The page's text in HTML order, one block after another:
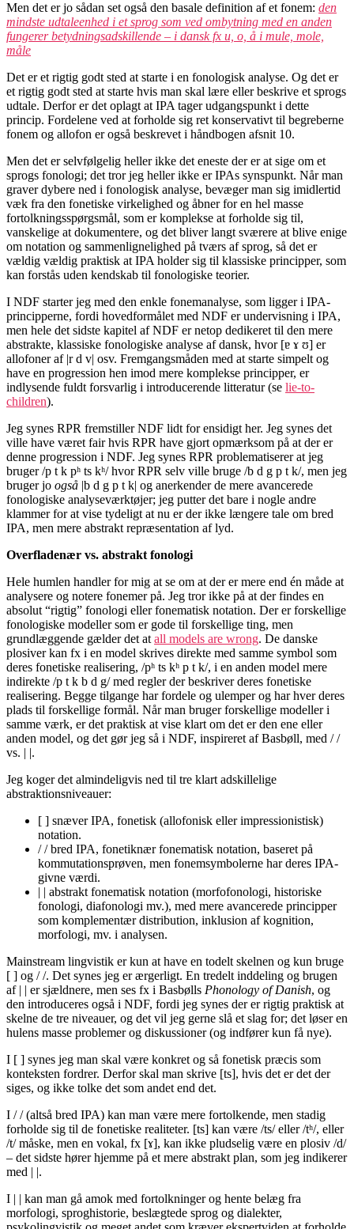
Men det er jo sådan set også den basale definition af et fonem: den
mindste udtaleenhed i et sprog som ved ombytning med en anden
fungerer betydningsadskillende – i dansk fx u, o, å i mule, mole,
måle
Det er et rigtig godt sted at starte i en fonologisk analyse. Og det er
et rigtig godt sted at starte hvis man skal lære eller beskrive et sprogs
udtale. Derfor er det oplagt at IPA tager udgangspunkt i dette
princip. Fordelene ved at forholde sig ret konservativt til begreberne
fonem og allofon er også beskrevet i håndbogen afsnit 10.
Men det er selvfølgelig heller ikke det eneste der er at sige om et
sprogs fonologi; det tror jeg heller ikke er IPAs synspunkt. Når man
graver dybere ned i fonologisk analyse, bevæger man sig imidlertid
væk fra den fonetiske virkelighed og åbner for en hel masse
fortolkningsspørgsmål, som er komplekse at forholde sig til,
vanskelige at dokumentere, og det bliver langt sværere at blive enige
om notation og sammenlignelighed på tværs af sprog, så det er
vældig vældig praktisk at IPA holder sig til klassiske principper, som
kan forstås uden kendskab til fonologiske teorier.
I NDF starter jeg med den enkle fonemanalyse, som ligger i IPA-
principperne, fordi hovedformålet med NDF er undervisning i IPA,
men hele det sidste kapitel af NDF er netop dedikeret til den mere
abstrakte, klassiske fonologiske analyse af dansk, hvor [ɐ ɤ ʊ] er
allofoner af |r d v| osv. Fremgangsmåden med at starte simpelt og
have en progression hen imod mere komplekse principper, er
indlysende fuldt forsvarlig i introducerende litteratur (se lie-to-
children).
Jeg synes RPR fremstiller NDF lidt for ensidigt her. Jeg synes det
ville have været fair hvis RPR have gjort opmærksom på at der er
denne progression i NDF. Jeg synes RPR problematiserer at jeg
bruger /p t k pʰ ts kʰ/ hvor RPR selv ville bruge /b d g p t k/, men jeg
bruger jo også |b d g p t k| og anerkender de mere avancerede
fonologiske analyseværktøjer; jeg putter det bare i nogle andre
klammer for at vise tydeligt at nu er der ikke længere tale om bred
IPA, men mere abstrakt repræsentation af lyd.
Overfladenær vs. abstrakt fonologi
Hele humlen handler for mig at se om at der er mere end én måde at
analysere og notere fonemer på. Jeg tror ikke på at der findes en
absolut “rigtig” fonologi eller fonematisk notation. Der er forskellige
fonologiske modeller som er gode til forskellige ting, men
grundlæggende gælder det at all models are wrong. De danske
plosiver kan fx i en model skrives direkte med samme symbol som
deres fonetiske realisering, /pʰ ts kʰ p t k/, i en anden model mere
indirekte /p t k b d g/ med regler der beskriver deres fonetiske
realisering. Begge tilgange har fordele og ulemper og har hver deres
plads til forskellige formål. Når man bruger forskellige modeller i
samme værk, er det praktisk at vise klart om det er den ene eller
anden model, og det gør jeg så i NDF, inspireret af Basbøll, med / /
vs. | |.
Jeg koger det almindeligvis ned til tre klart adskillelige
abstraktionsniveauer:
[ ] snæver IPA, fonetisk (allofonisk eller impressionistisk)
notation.
/ / bred IPA, fonetiknær fonematisk notation, baseret på
kommutationsprøven, men fonemsymbolerne har deres IPA-
givne værdi.
| | abstrakt fonematisk notation (morfofonologi, historiske
fonologi, diafonologi mv.), med mere avancerede principper
som komplementær distribution, inklusion af kognition,
morfologi, mv. i analysen.
Mainstream lingvistik er kun at have en todelt skelnen og kun bruge
[ ] og / /. Det synes jeg er ærgerligt. En tredelt inddeling og brugen
af | | er sjældnere, men ses fx i Basbølls Phonology of Danish, og
den introduceres også i NDF, fordi jeg synes der er rigtig praktisk at
skelne de tre niveauer, og det vil jeg gerne slå et slag for; det løser en
hulens masse problemer og diskussioner (og indfører kun få nye).
I [ ] synes jeg man skal være konkret og så fonetisk præcis som
konteksten fordrer. Derfor skal man skrive [ts], hvis det er det der
siges, og ikke tolke det som andet end det.
I / / (altså bred IPA) kan man være mere fortolkende, men stadig
forholde sig til de fonetiske realiteter. [ts] kan være /ts/ eller /tʰ/, eller
/t/ måske, men en vokal, fx [ɤ], kan ikke pludselig være en plosiv /d/
– det sidste hører hjemme på et mere abstrakt plan, som jeg indikerer
med | |.
I | | kan man gå amok med fortolkninger og hente belæg fra
morfologi, sproghistorie, beslægtede sprog og dialekter,